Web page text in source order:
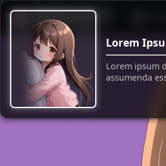
Die Welt von Lina
Persönlichkeit
© 2024 HANAZAKI
Lorem
Lorem ipsum
assumenda